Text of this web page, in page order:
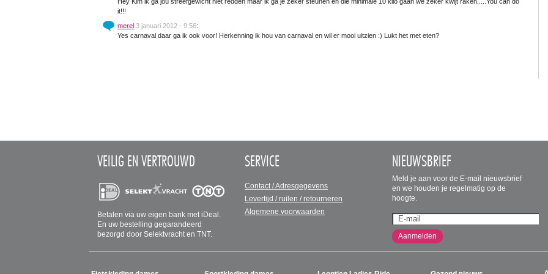
it!!!
merel 3 januari 2012 - 9:56:
Yes carnaval daar ga ik ook voor! Herkenning ik hou van carnaval en wil er mooi uitzien :) Lukt het met eten?
VEILIG EN VERTROUWD
Betalen via uw eigen bank met iDeal.
En uw bestelling gegarandeerd
bezorgd door Selektvracht en TNT.
SERVICE
Contact / Adresgegevens
Levertijd / ruilen / retourneren
Algemene voorwaarden
NIEUWSBRIEF
Meld je aan voor de E-mail nieuwsbrief
en we houden je regelmatig op de
hoogte.
Aanmelden